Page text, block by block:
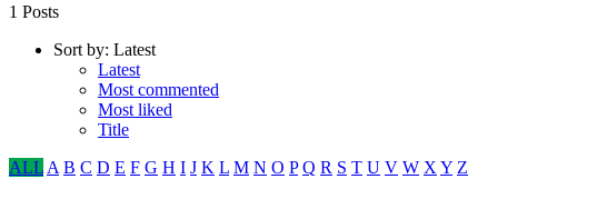
1 Posts
Sort by: Latest
Latest
Most commented
Most liked
Title
ALL A B C D E F G H I J K L M N O P Q R S T U V W X Y Z